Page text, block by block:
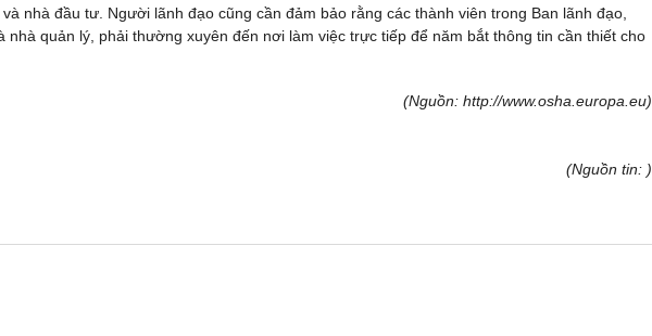
nhà đầu tư. Người lãnh đạo cũng cần đảm bảo rằng các thành viên trong Ban lãnh đạo,
nhà quản lý, phải thường xuyên đến nơi làm việc trực tiếp để năm bắt thông tin cần thiết cho
(Nguồn: http://www.osha.europa.eu)
(Nguồn tin: )